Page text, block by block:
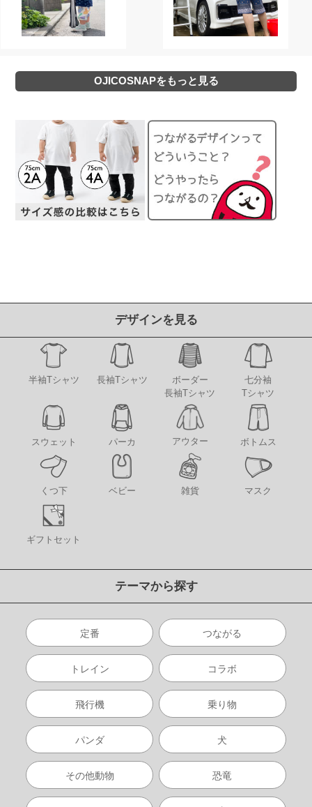
OJICOSNAPをもっと見る
デザインを見る
半袖Tシャツ 長袖Tシャツ
ボーダー
長袖Tシャツ
七分袖
Tシャツ
スウェット パーカ アウター ボトムス
くつ下 ベビー 雑貨 マスク
ギフトセット
テーマから探す
定番 つながる
トレイン コラボ
飛行機 乗り物
パンダ 犬
その他動物 恐竜